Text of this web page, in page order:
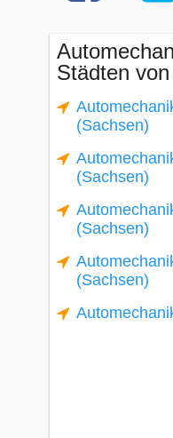
Städten
(Sachsen)
(Sachsen)
(Sachsen)
(Sachsen)